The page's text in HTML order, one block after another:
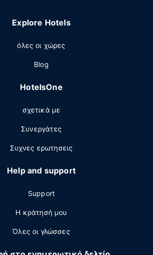
Explore Hotels
όλες οι χώρες
Blog
HotelsOne
σχετικά με
Συνεργάτες
Συχνες ερωτησεις
Help and support
Support
Η κράτησή μου
Όλες οι γλώσσες